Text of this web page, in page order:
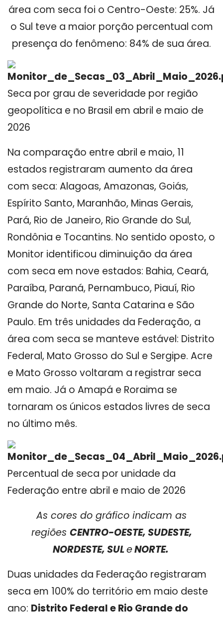
área com seca foi o Centro-Oeste: 25%. Já
o Sul teve a maior porção percentual com
presença do fenômeno: 84% de sua área.
Seca por grau de severidade por região
geopolítica e no Brasil em abril e maio de
2026
Na comparação entre abril e maio, 11
estados registraram aumento da área
com seca: Alagoas, Amazonas, Goiás,
Espírito Santo, Maranhão, Minas Gerais,
Pará, Rio de Janeiro, Rio Grande do Sul,
Rondônia e Tocantins. No sentido oposto, o
Monitor identificou diminuição da área
com seca em nove estados: Bahia, Ceará,
Paraíba, Paraná, Pernambuco, Piauí, Rio
Grande do Norte, Santa Catarina e São
Paulo. Em três unidades da Federação, a
área com seca se manteve estável: Distrito
Federal, Mato Grosso do Sul e Sergipe. Acre
e Mato Grosso voltaram a registrar seca
em maio. Já o Amapá e Roraima se
tornaram os únicos estados livres de seca
no último mês.
Percentual de seca por unidade da
Federação entre abril e maio de 2026
As cores do gráfico indicam as
regiões CENTRO-OESTE, SUDESTE,
NORDESTE, SULeNORTE.
Duas unidades da Federação registraram
seca em 100% do território em maio deste
ano: Distrito Federale Rio Grande do